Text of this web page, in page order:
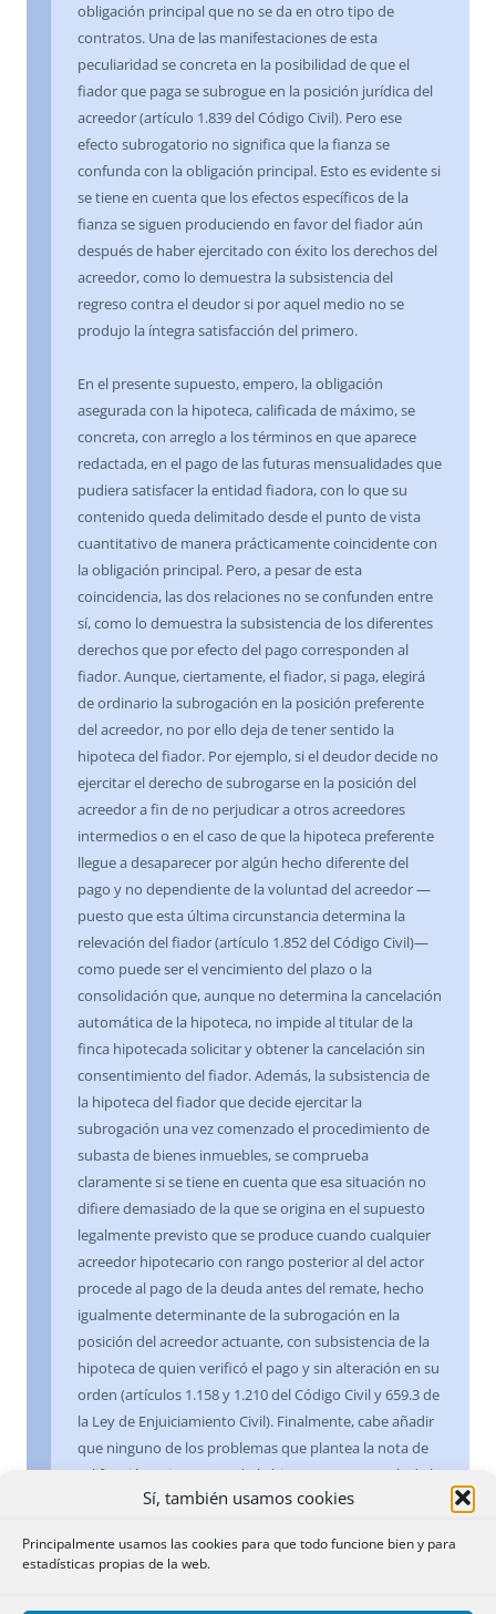
Sí, también usamos cookies
Principalmente usamos las cookies para que todo funcione bien y para
estadísticas propias de la web.
obligación principal que no se da en otro tipo de
contratos. Una de las manifestaciones de esta
peculiaridad se concreta en la posibilidad de que el
fiador que paga se subrogue en la posición jurídica del
acreedor (artículo 1.839 del Código Civil). Pero ese
efecto subrogatorio no significa que la fianza se
confunda con la obligación principal. Esto es evidente si
se tiene en cuenta que los efectos específicos de la
fianza se siguen produciendo en favor del fiador aún
después de haber ejercitado con éxito los derechos del
acreedor, como lo demuestra la subsistencia del
regreso contra el deudor si por aquel medio no se
produjo la íntegra satisfacción del primero.
En el presente supuesto, empero, la obligación
asegurada con la hipoteca, calificada de máximo, se
concreta, con arreglo a los términos en que aparece
redactada, en el pago de las futuras mensualidades que
pudiera satisfacer la entidad fiadora, con lo que su
contenido queda delimitado desde el punto de vista
cuantitativo de manera prácticamente coincidente con
la obligación principal. Pero, a pesar de esta
coincidencia, las dos relaciones no se confunden entre
sí, como lo demuestra la subsistencia de los diferentes
derechos que por efecto del pago corresponden al
fiador. Aunque, ciertamente, el fiador, si paga, elegirá
de ordinario la subrogación en la posición preferente
del acreedor, no por ello deja de tener sentido la
hipoteca del fiador. Por ejemplo, si el deudor decide no
ejercitar el derecho de subrogarse en la posición del
acreedor a fin de no perjudicar a otros acreedores
intermedios o en el caso de que la hipoteca preferente
llegue a desaparecer por algún hecho diferente del
pago y no dependiente de la voluntad del acreedor —
puesto que esta última circunstancia determina la
relevación del fiador (artículo 1.852 del Código Civil)—
como puede ser el vencimiento del plazo o la
consolidación que, aunque no determina la cancelación
automática de la hipoteca, no impide al titular de la
finca hipotecada solicitar y obtener la cancelación sin
consentimiento del fiador. Además, la subsistencia de
la hipoteca del fiador que decide ejercitar la
subrogación una vez comenzado el procedimiento de
subasta de bienes inmuebles, se comprueba
claramente si se tiene en cuenta que esa situación no
difiere demasiado de la que se origina en el supuesto
legalmente previsto que se produce cuando cualquier
acreedor hipotecario con rango posterior al del actor
procede al pago de la deuda antes del remate, hecho
igualmente determinante de la subrogación en la
posición del acreedor actuante, con subsistencia de la
hipoteca de quien verificó el pago y sin alteración en su
orden (artículos 1.158 y 1.210 del Código Civil y 659.3 de
la Ley de Enjuiciamiento Civil). Finalmente, cabe añadir
que ninguno de los problemas que plantea la nota de
calificación existen cuando la hipoteca en garantía de la
fianza se constituye sobre una finca diferente de la que
demuestra la diferencia de los vínculos y la posibilidad